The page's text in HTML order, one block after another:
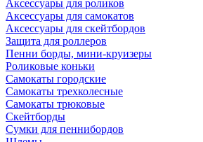
Аксессуары для роликов
Аксессуары для самокатов
Аксессуары для скейтбордов
Защита для роллеров
Пенни борды, мини-круизеры
Роликовые коньки
Самокаты городские
Самокаты трехколесные
Самокаты трюковые
Скейтборды
Сумки для пеннибордов